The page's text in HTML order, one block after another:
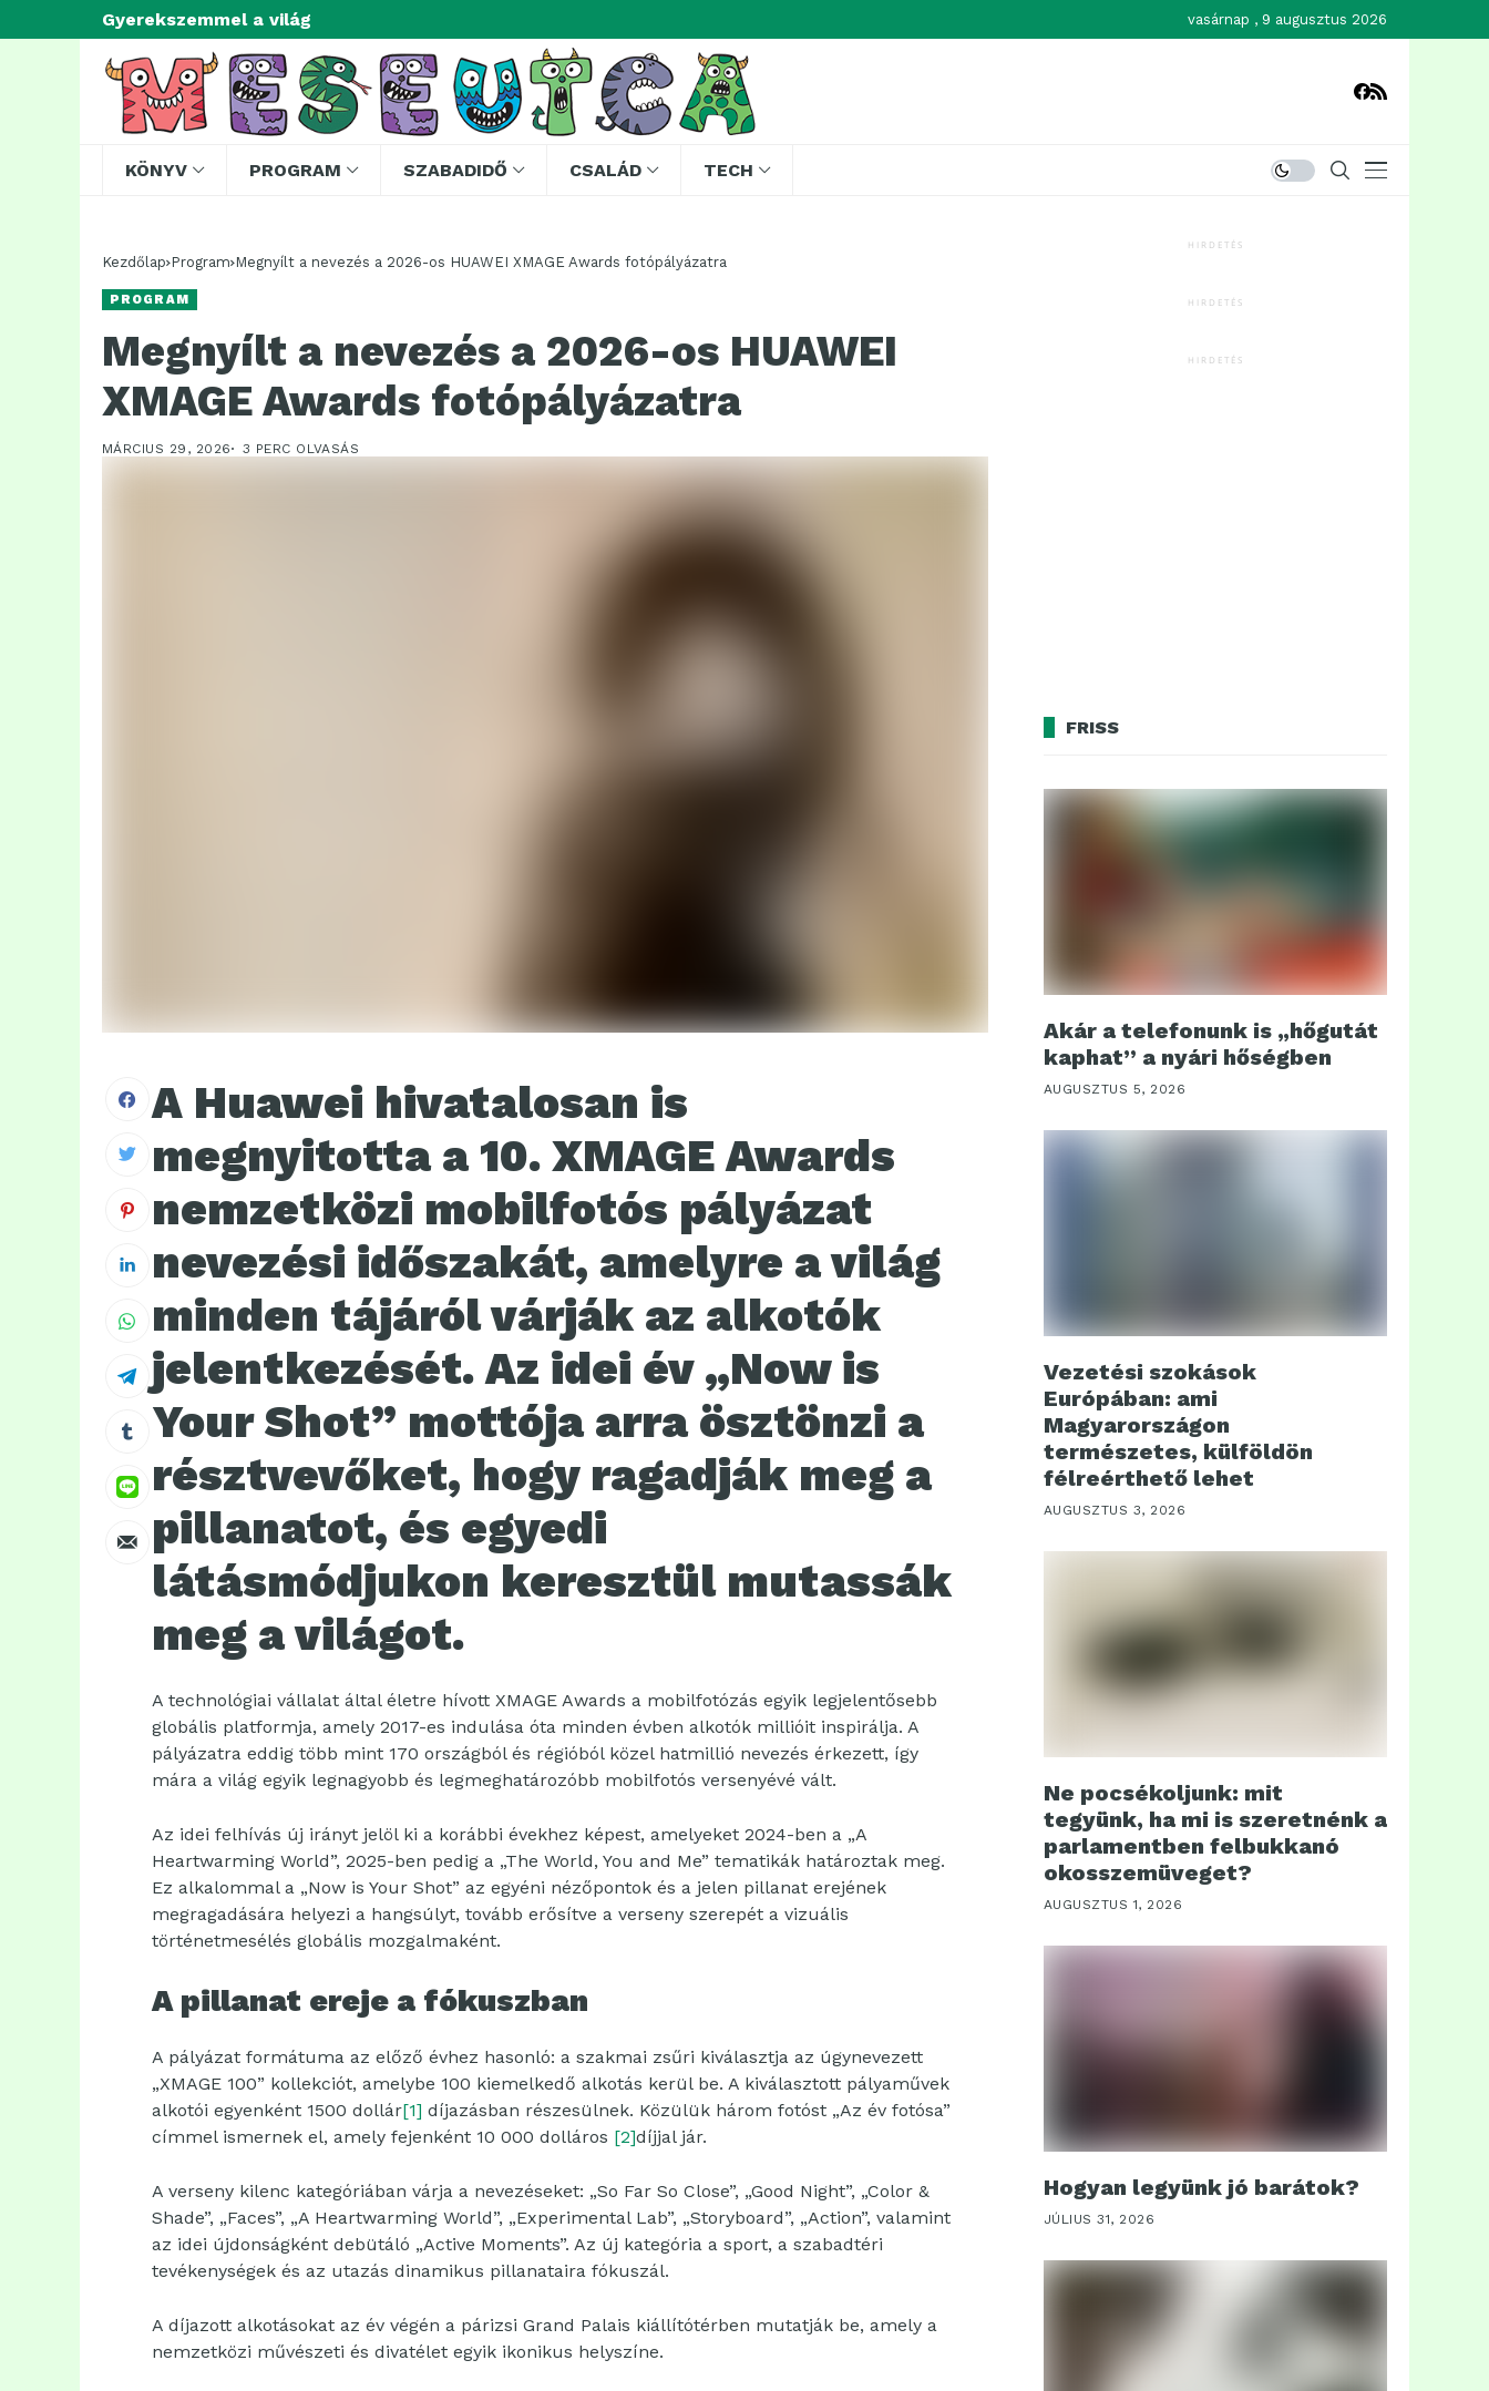
Gyerekszemmel a világ vasárnap , 9 augusztus 2026
KÖNYV PROGRAM SZABADIDŐ CSALÁD TECH
Kezdőlap Program Megnyílt a nevezés a 2026-os HUAWEI XMAGE Awards fotópályázatra
PROGRAM
Megnyílt a nevezés a 2026-os HUAWEI
XMAGE Awards fotópályázatra
MÁRCIUS 29, 2026 3 PERC OLVASÁS
A Huawei hivatalosan is
megnyitotta a 10. XMAGE Awards
nemzetközi mobilfotós pályázat
nevezési időszakát, amelyre a világ
minden tájáról várják az alkotók
jelentkezését. Az idei év „Now is
Your Shot” mottója arra ösztönzi a
résztvevőket, hogy ragadják meg a
pillanatot, és egyedi
látásmódjukon keresztül mutassák
meg a világot.
A technológiai vállalat által életre hívott XMAGE Awards a mobilfotózás egyik legjelentősebb
globális platformja, amely 2017-es indulása óta minden évben alkotók millióit inspirálja. A
pályázatra eddig több mint 170 országból és régióból közel hatmillió nevezés érkezett, így
mára a világ egyik legnagyobb és legmeghatározóbb mobilfotós versenyévé vált.
Az idei felhívás új irányt jelöl ki a korábbi évekhez képest, amelyeket 2024-ben a „A
Heartwarming World”, 2025-ben pedig a „The World, You and Me” tematikák határoztak meg.
Ez alkalommal a „Now is Your Shot” az egyéni nézőpontok és a jelen pillanat erejének
megragadására helyezi a hangsúlyt, tovább erősítve a verseny szerepét a vizuális
történetmesélés globális mozgalmaként.
A pillanat ereje a fókuszban
A pályázat formátuma az előző évhez hasonló: a szakmai zsűri kiválasztja az úgynevezett
„XMAGE 100” kollekciót, amelybe 100 kiemelkedő alkotás kerül be. A kiválasztott pályaművek
alkotói egyenként 1500 dollár[1] díjazásban részesülnek. Közülük három fotóst „Az év fotósa”
címmel ismernek el, amely fejenként 10 000 dolláros [2]díjjal jár.
A verseny kilenc kategóriában várja a nevezéseket: „So Far So Close”, „Good Night”, „Color &
Shade”, „Faces”, „A Heartwarming World”, „Experimental Lab”, „Storyboard”, „Action”, valamint
az idei újdonságként debütáló „Active Moments”. Az új kategória a sport, a szabadtéri
tevékenységek és az utazás dinamikus pillanataira fókuszál.
A díjazott alkotásokat az év végén a párizsi Grand Palais kiállítótérben mutatják be, amely a
nemzetközi művészeti és divatélet egyik ikonikus helyszíne.
HIRDETÉS
HIRDETÉS
HIRDETÉS
FRISS
Akár a telefonunk is „hőgutát
kaphat” a nyári hőségben
AUGUSZTUS 5, 2026
Vezetési szokások
Európában: ami
Magyarországon
természetes, külföldön
félreérthető lehet
AUGUSZTUS 3, 2026
Ne pocsékoljunk: mit
tegyünk, ha mi is szeretnénk a
parlamentben felbukkanó
okosszemüveget?
AUGUSZTUS 1, 2026
Hogyan legyünk jó barátok?
JÚLIUS 31, 2026